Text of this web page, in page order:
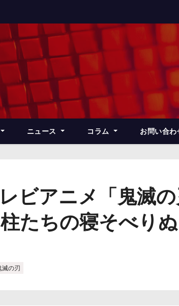
ニュース コラム お問い合わ
ビアニメ「鬼滅
たちの寝そべり
の刃